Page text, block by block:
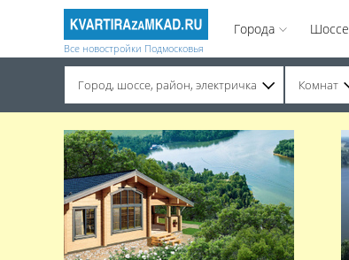
Все новостройки Подмосковья
Города Шоссе
Город, шоссе, район, электричка Комнат